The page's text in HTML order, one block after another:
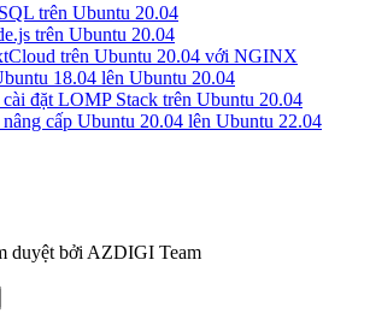
trên Ubuntu 20.04
trên Ubuntu 20.04
trên Ubuntu 20.04 với NGINX
18.04 lên Ubuntu 20.04
đặt LOMP Stack trên Ubuntu 20.04
cấp Ubuntu 20.04 lên Ubuntu 22.04
duyệt bởi AZDIGI Team